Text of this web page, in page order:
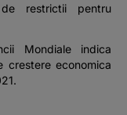
restrictii pentru
Mondiale indica
crestere economica